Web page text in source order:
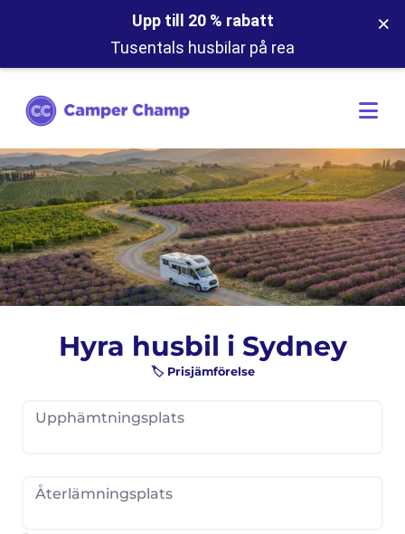
Upp till 20 % rabatt
Tusentals husbilar på rea
×
Hyra husbil i Sydney
🏷️ Prisjämförelse
Upphämtningsplats
Återlämningsplats